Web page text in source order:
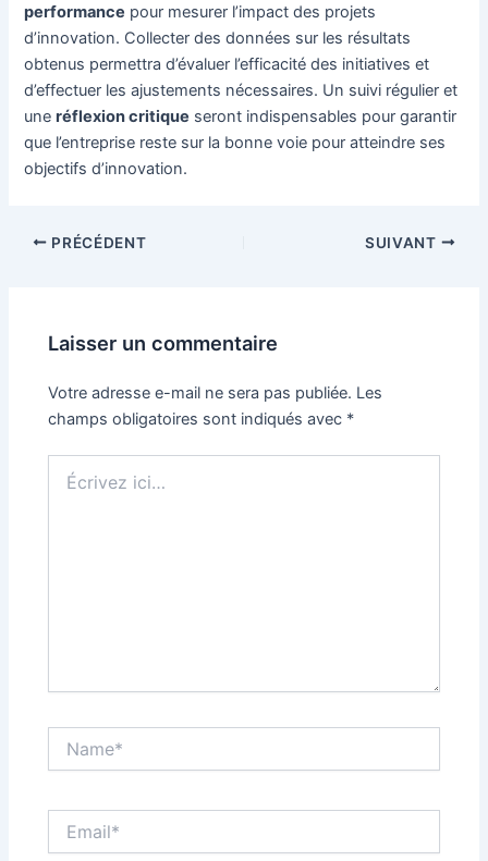
performance pour mesurer l’impact des projets
d’innovation. Collecter des données sur les résultats
obtenus permettra d’évaluer l’efficacité des initiatives et
d’effectuer les ajustements nécessaires. Un suivi régulier et
uneréflexion critique seront indispensables pour garantir
que l’entreprise reste sur la bonne voie pour atteindre ses
objectifs d’innovation.
NavigationPRÉCÉDENT SUIVANT
Laisser un commentaire
Votre adresse e-mail ne sera pas publiée. Les
champs obligatoires sont indiqués avec *
ici…